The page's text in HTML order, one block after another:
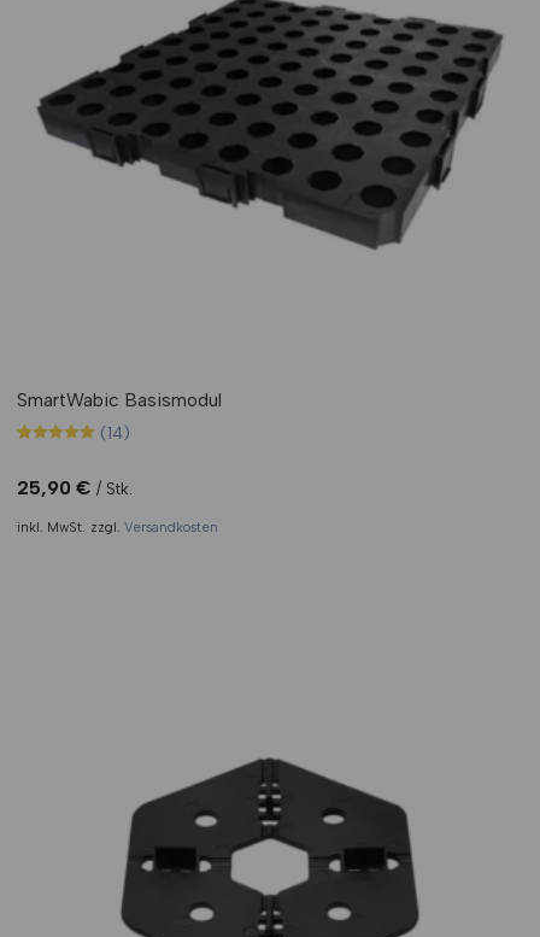
SmartWabic Basismodul
von 5,
basierend
Kundenbewertungen
(14)
25,90 € Stk.
inkl. MwSt. zzgl. Versandkosten